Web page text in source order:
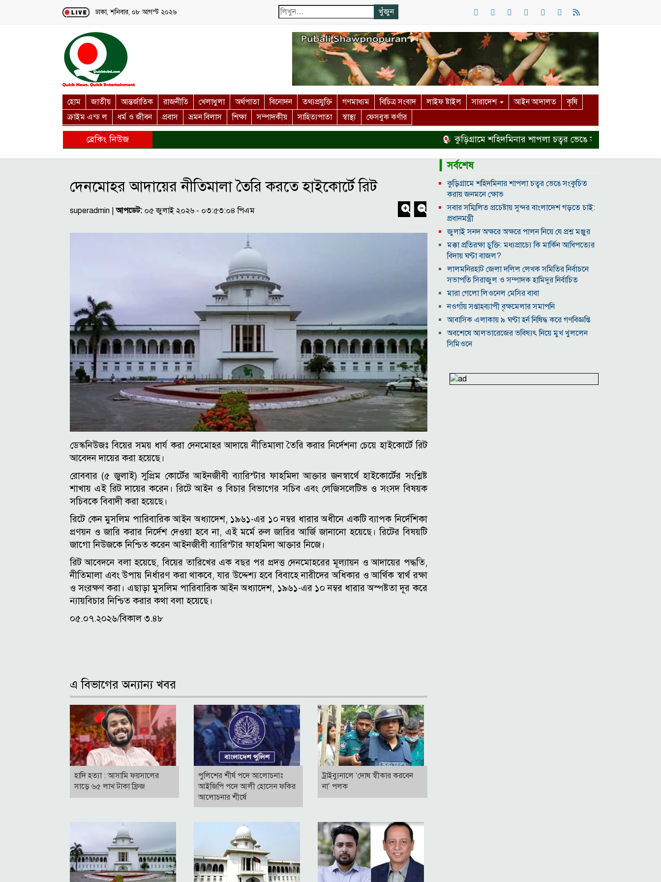
Loading...
ঢাকা, শনিবার, ০৮ আগস্ট ২০২৬
হোম জাতীয় আন্তর্জাতিক রাজনীতি খেলাধুলা অর্থপাতা বিনোদন তথ্যপ্রযুক্তি গণমাধ্যম বিচিত্র সংবাদ লাইফ ষ্টাইল সারাদেশ আইন আদালত
কৃষি
ক্রাইম এন্ড ল
ধর্ম ও জীবন প্রবাস ভ্রমন বিলাস শিক্ষা সম্পাদকীয় সাহিত্যপাতা স্বাস্থ্য ফেসবুক কর্ণার
ব্রেকিং নিউজ কুড়িগ্রামে শহিদমিনার শাপলা চত্বর ভেঙে সংকুচিত করায় জনমনে
দেনমোহর আদায়ের নীতিমালা তৈরি করতে হাইকোর্টে রিট
superadmin |আপডেট: ০৫ জুলাই ২০২৬ - ০৩:৫৩:০৪ পিএম
ডেস্কনিউজঃ বিয়ের সময় ধার্য করা দেনমোহর আদায়ে নীতিমালা তৈরি করার নির্দেশনা চেয়ে হাইকোর্টে রিট
আবেদন দায়ের করা হয়েছে।
রোববার (৫ জুলাই) সুপ্রিম কোর্টের আইনজীবী ব্যারিস্টার ফাহমিদা আক্তার জনস্বার্থে হাইকোর্টের সংশ্লিষ্ট
শাখায় এই রিট দায়ের করেন। রিটে আইন ও বিচার বিভাগের সচিব এবং লেজিসলেটিভ ও সংসদ বিষয়ক
সচিবকে বিবাদী করা হয়েছে।
রিটে কেন মুসলিম পারিবারিক আইন অধ্যাদেশ, ১৯৬১-এর ১০ নম্বর ধারার অধীনে একটি ব্যাপক নির্দেশিকা
প্রণয়ন ও জারি করার নির্দেশ দেওয়া হবে না, এই মর্মে রুল জারির আর্জি জানানো হয়েছে। রিটের বিষয়টি
জাগো নিউজকে নিশ্চিত করেন আইনজীবী ব্যারিস্টার ফাহমিদা আক্তার নিজে।
রিট আবেদনে বলা হয়েছে, বিয়ের তারিখের এক বছর পর প্রদত্ত দেনমোহরের মূল্যায়ন ও আদায়ের পদ্ধতি,
নীতিমালা এবং উপায় নির্ধারণ করা থাকবে, যার উদ্দেশ্য হবে বিবাহে নারীদের অধিকার ও আর্থিক স্বার্থ রক্ষা
ও সংরক্ষণ করা। এছাড়া মুসলিম পারিবারিক আইন অধ্যাদেশ, ১৯৬১-এর ১০ নম্বর ধারার অস্পষ্টতা দূর করে
ন্যায়বিচার নিশ্চিত করার কথা বলা হয়েছে।
০৫.০৭.২০২৬/বিকাল ৩.৪৮
এ বিভাগের অন্যান্য খবর
হাদি হত্যা : আসামি ফয়সালের
সাড়ে ৬৫ লাখ টাকা ফ্রিজ
পুলিশের শীর্ষ পদে আলোচনাঃ
আইজিপি পদে আলী হোসেন ফকির
আলোচনার শীর্ষে
ট্রাইব্যুনালে ‘দোষ স্বীকার করবেন
না’ পলক
▎সর্বশেষ
কুড়িগ্রামে শহিদমিনার শাপলা চত্বর ভেঙে সংকুচিত
করায় জনমনে ক্ষোভ
সবার সম্মিলিত প্রচেষ্টায় সুন্দর বাংলাদেশ গড়তে চাই:
প্রধানমন্ত্রী
জুলাই সনদ অক্ষরে অক্ষরে পালন নিয়ে যে প্রশ্ন মঞ্জুর
মক্কা প্রতিরক্ষা চুক্তি: মধ্যপ্রাচ্যে কি মার্কিন আধিপত্যের
বিদায় ঘণ্টা বাজল?
‎লালমনিরহাট জেলা দলিল লেখক সমিতির নির্বাচনে
সভাপতি সিরাজুল ও সম্পাদক হামিদুর নির্বাচিত
মারা গেলো লিওনেল মেসির বাবা
নওগাঁয় সপ্তাহব্যাপী বৃক্ষমেলার সমাপনি
আবাসিক এলাকায় ৯ ঘণ্টা হর্ন নিষিদ্ধ করে গণবিজ্ঞপ্তি
অবশেষে আলভারেজের ভবিষ্যৎ নিয়ে মুখ খুললেন
সিমিওনে
পরকীয়া ও অর্থ কেলেঙ্কারির অভিযোগে চাপে ফিফা
প্রধান ইনফান্তিনো